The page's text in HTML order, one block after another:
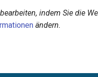
indem Sie die
ändern.